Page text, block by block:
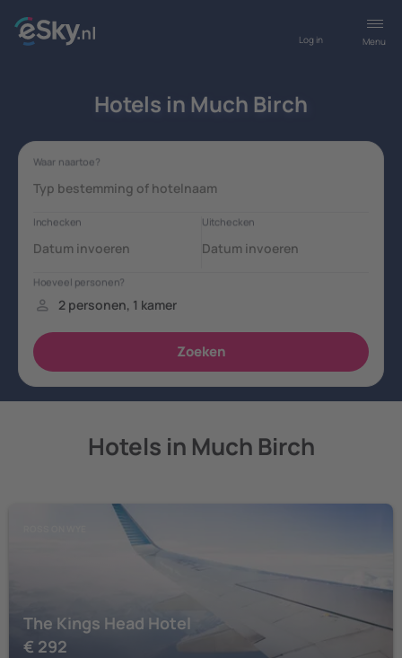
Menu
Log in
Hotels in Much Birch
Hotels in Much Birch
The Kings Head Hotel
€ 292